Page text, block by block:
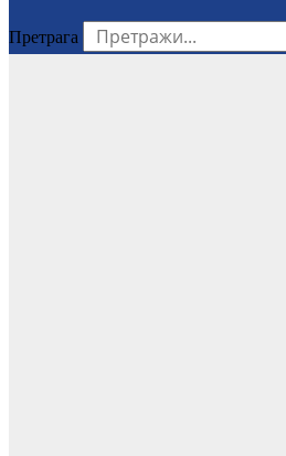
Претрага